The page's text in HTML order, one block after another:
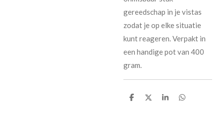
gereedschap in je vistas
zodat je op elke situatie
kunt reageren. Verpakt in
een handige pot van 400
gram.
D
D
S
D